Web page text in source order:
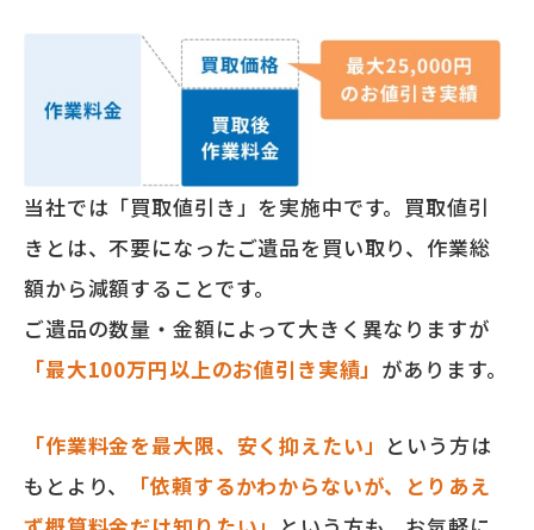
当社では「買取値引き」を実施中です。買取値引
きとは、不要になったご遺品を買い取り、作業総
額から減額することです。
ご遺品の数量・金額によって大きく異なりますが
「最大100万円以上のお値引き実績」 があります。
「作業料金を最大限、安く抑えたい」 という方は
もとより、
「依頼するかわからないが、とりあえ